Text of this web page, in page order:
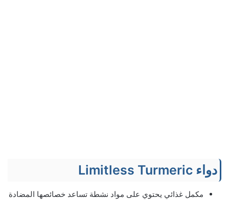
دواء Limitless Turmeric
مكمل غذائي يحتوي على مواد نشطة تساعد خصائصها المضادة